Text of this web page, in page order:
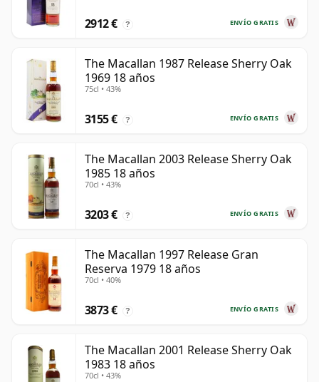
ENVÍO GRATIS
2912 € ?
The Macallan 1987 Release Sherry Oak
1969 18 años
75cl • 43%
ENVÍO GRATIS
3155 € ?
The Macallan 2003 Release Sherry Oak
1985 18 años
70cl • 43%
ENVÍO GRATIS
3203 € ?
The Macallan 1997 Release Gran
Reserva 1979 18 años
70cl • 40%
ENVÍO GRATIS
3873 € ?
The Macallan 2001 Release Sherry Oak
1983 18 años
70cl • 43%